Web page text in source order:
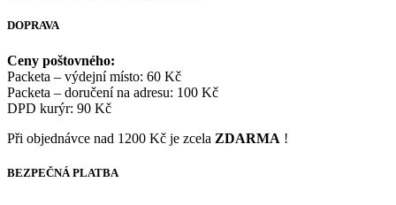
DOPRAVA
Ceny poštovného:
Packeta – výdejní místo: 60 Kč
Packeta – doručení na adresu: 100 Kč
DPD kurýr: 90 Kč
Při objednávce nad 1200 Kč je zcela ZDARMA !
BEZPEČNÁ PLATBA